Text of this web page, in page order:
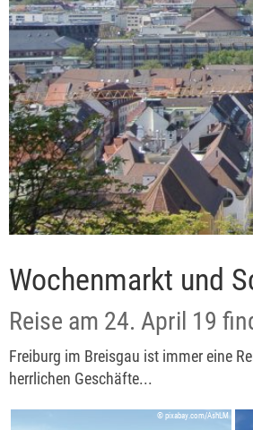
Wochenmarkt und
Reise am 24. April 19
Freiburg im Breisgau ist immer eine
herrlichen Geschäfte...
© pixabay.com/AshLM